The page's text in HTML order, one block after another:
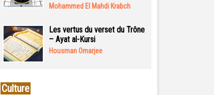
Mohammed El Mahdi Krabch
Les vertus du verset du Trône
– Ayat al-Kursi
Housman Omarjee
Culture